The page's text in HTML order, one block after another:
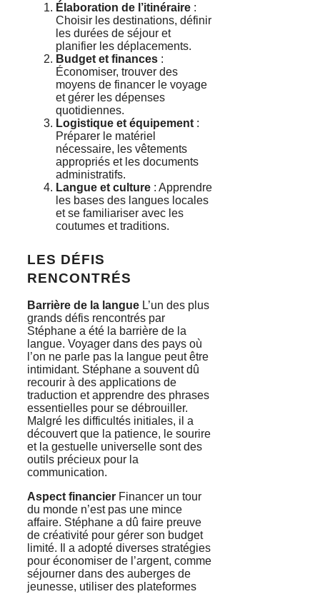
Élaboration de l’itinéraire :
Choisir les destinations, définir
les durées de séjour et
planifier les déplacements.
Budget et finances :
Économiser, trouver des
moyens de financer le voyage
et gérer les dépenses
quotidiennes.
Logistique et équipement :
Préparer le matériel
nécessaire, les vêtements
appropriés et les documents
administratifs.
Langue et culture : Apprendre
les bases des langues locales
et se familiariser avec les
coutumes et traditions.
LES DÉFIS
RENCONTRÉS
Barrière de la langue L’un des plus
grands défis rencontrés par
Stéphane a été la barrière de la
langue. Voyager dans des pays où
l’on ne parle pas la langue peut être
intimidant. Stéphane a souvent dû
recourir à des applications de
traduction et apprendre des phrases
essentielles pour se débrouiller.
Malgré les difficultés initiales, il a
découvert que la patience, le sourire
et la gestuelle universelle sont des
outils précieux pour la
communication.
Aspect financier Financer un tour
du monde n’est pas une mince
affaire. Stéphane a dû faire preuve
de créativité pour gérer son budget
limité. Il a adopté diverses stratégies
pour économiser de l’argent, comme
séjourner dans des auberges de
jeunesse, utiliser des plateformes